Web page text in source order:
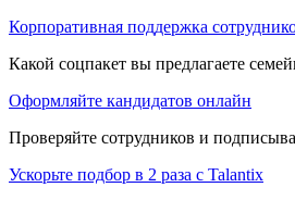
Корпоративная поддержка
Какой соцпакет вы предлагаете
Оформляйте кандидатов онлайн
Проверяйте сотрудников и
Ускорьте подбор в 2 раза с Talantix